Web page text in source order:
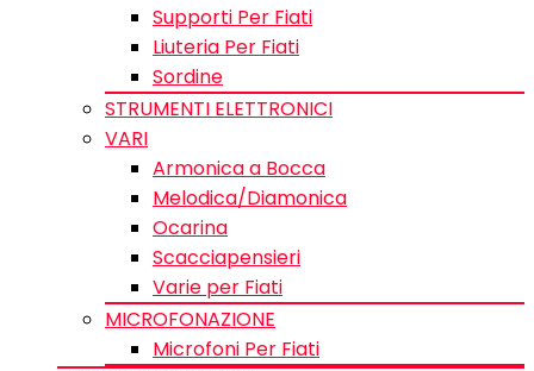
Supporti Per Fiati
Liuteria Per Fiati
Sordine
STRUMENTI ELETTRONICI
VARI
Armonica a Bocca
Melodica/Diamonica
Ocarina
Scacciapensieri
Varie per Fiati
MICROFONAZIONE
Microfoni Per Fiati